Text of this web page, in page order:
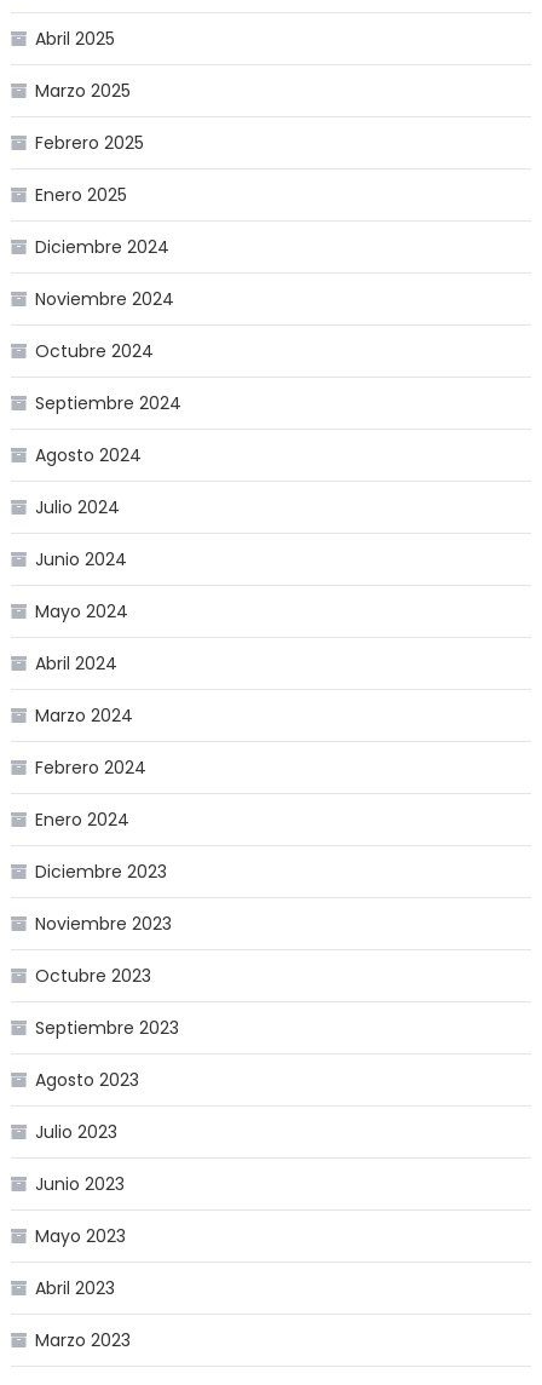
Abril 2025
Marzo 2025
Febrero 2025
Enero 2025
Diciembre 2024
Noviembre 2024
Octubre 2024
Septiembre 2024
Agosto 2024
Julio 2024
Junio 2024
Mayo 2024
Abril 2024
Marzo 2024
Febrero 2024
Enero 2024
Diciembre 2023
Noviembre 2023
Octubre 2023
Septiembre 2023
Agosto 2023
Julio 2023
Junio 2023
Mayo 2023
Abril 2023
Marzo 2023